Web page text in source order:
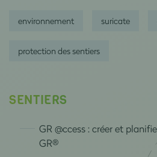
SENTIERS
GR @ccess : créer et
GR®
environnement suricate
protection des sentiers